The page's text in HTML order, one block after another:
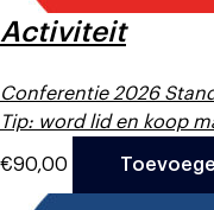
Activiteit
Conferentie 2026
Tip: word lid en koop
€90,00